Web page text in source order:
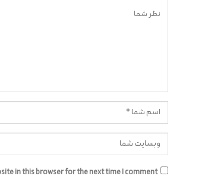
in this browser for the next time I comment.